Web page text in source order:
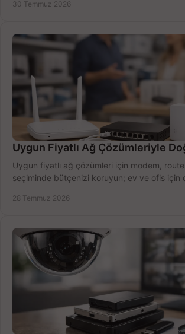
30 Temmuz 2026
Uygun Fiyatlı Ağ Çözümleriyle
Uygun fiyatlı ağ çözümleri için modem,
seçiminde bütçenizi koruyun; ev ve ofis için
28 Temmuz 2026